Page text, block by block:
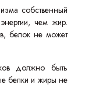
собственный
чем жир.
белок не может
должно быть
белки и жиры не